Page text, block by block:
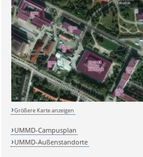
Sicherheitsabfrage:
Größere Karte anzeigen
UMMD-Campusplan
UMMD-Außenstandorte